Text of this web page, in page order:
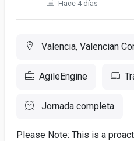
Hace 4 días
Valencia, Valencian
AgileEngine
Jornada completa
Please Note: This is a